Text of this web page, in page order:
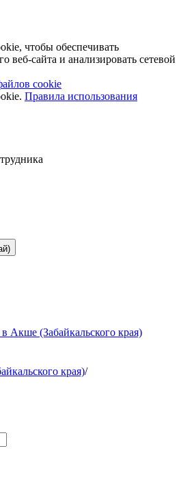
чтобы обеспечивать
веб-сайта и анализировать сетевой
cookie
Правила использования
Акше (Забайкальского края)
края)/